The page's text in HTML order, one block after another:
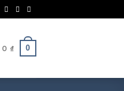
0 ₫ 0